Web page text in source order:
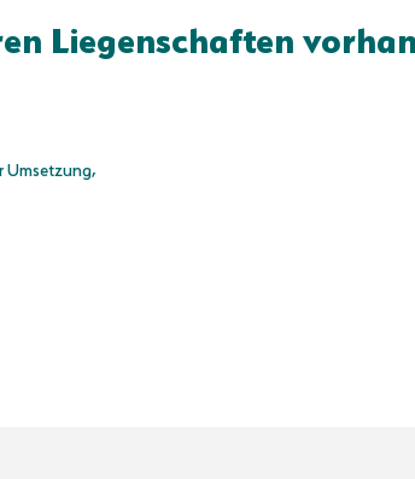
Liegenschaften
Umsetzung,